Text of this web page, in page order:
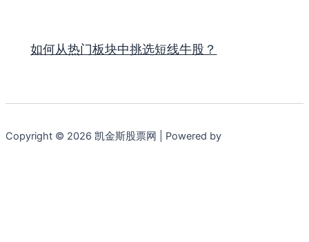
如何从热门板块中挑选短线牛股？
Copyright © 2026 凯金斯股票网 | Powered by